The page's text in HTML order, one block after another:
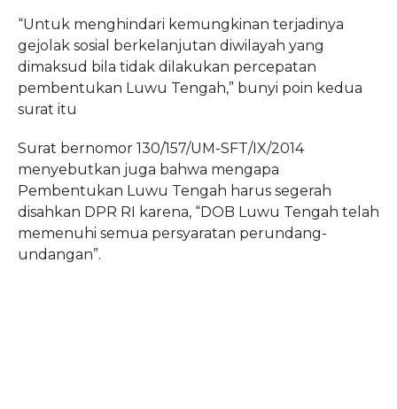
“Untuk menghindari kemungkinan terjadinya
gejolak sosial berkelanjutan diwilayah yang
dimaksud bila tidak dilakukan percepatan
pembentukan Luwu Tengah,” bunyi poin kedua
surat itu
Surat bernomor 130/157/UM-SFT/IX/2014
menyebutkan juga bahwa mengapa
Pembentukan Luwu Tengah harus segerah
disahkan DPR RI karena, “DOB Luwu Tengah telah
memenuhi semua persyaratan perundang-
undangan”.